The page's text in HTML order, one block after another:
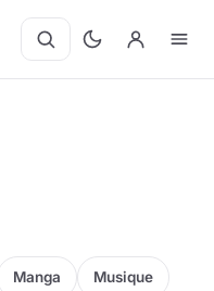
Manga Musique